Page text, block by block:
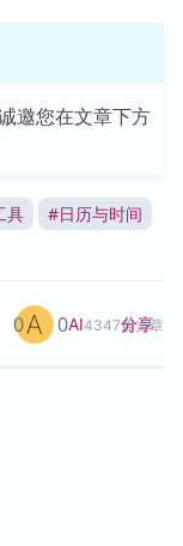
邀您在文章下方
具 #日历与时间
AI4347篇文章
0 0 分享